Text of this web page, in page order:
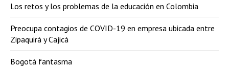
Los retos y los problemas de la educación en Colombia
Preocupa contagios de COVID-19 en empresa ubicada entre
Zipaquirá y Cajicá
Bogotá fantasma